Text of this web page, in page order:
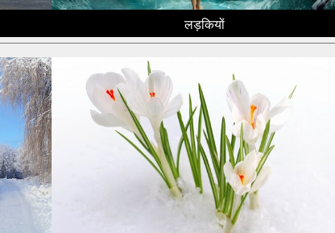
लड़कियों